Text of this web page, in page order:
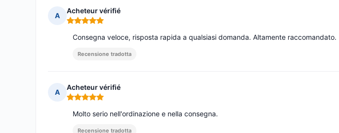
A
Acheteur vérifié
Nota: 5 su 5
Consegna veloce, risposta rapida a qualsiasi domanda. Altamente raccomandato.
Recensione tradotta
A
Acheteur vérifié
Nota: 5 su 5
Molto serio nell'ordinazione e nella consegna.
Recensione tradotta